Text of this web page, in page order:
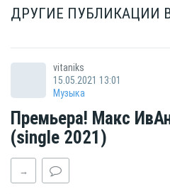
ДРУГИЕ ПУБЛИКАЦИИ
vitaniks
15.05.2021 13:01
Музыка
Премьера! Макс
(single 2021)
→